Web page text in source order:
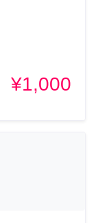
¥1,000